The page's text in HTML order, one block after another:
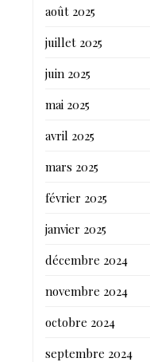
août 2025
juillet 2025
juin 2025
mai 2025
avril 2025
mars 2025
février 2025
janvier 2025
décembre 2024
novembre 2024
octobre 2024
septembre 2024